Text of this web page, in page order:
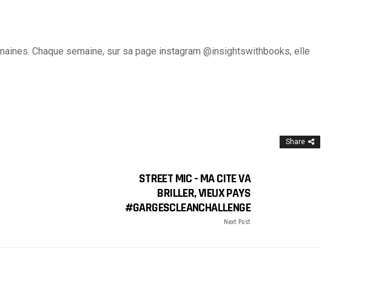
Chaque semaine, sur sa page instagram @insightswithbooks, elle
Share
STREET MIC - MA CITE VA
BRILLER, VIEUX PAYS
#GARGESCLEANCHALLENGE
Next Post